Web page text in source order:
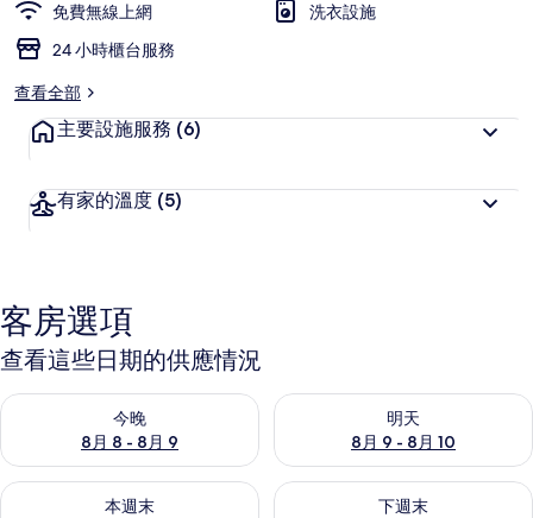
免費無線上網
洗衣設施
24 小時櫃台服務
查看全部
主要設施服務 (6)
有家的溫度 (5)
客房選項
查看這些日期的供應情況
今晚
8月 8 - 8月 9
查看今晚 (8月 8 - 8月 9) 的供應情況
明天
8月 9 - 8月 10
查看明天 (8月 9 - 8月 10) 的供
本週末
查看本週末 (8月 14 - 8月 16) 的供應情況
下週末
查看下週末 (8月 21 - 8月 23)